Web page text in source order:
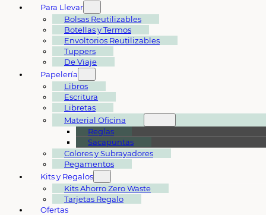
Para Llevar
Bolsas Reutilizables
Botellas y Termos
Envoltorios Reutilizables
Tuppers
De Viaje
Papelería
Libros
Escritura
Libretas
Material Oficina
Reglas
Sacapuntas
Colores y Subrayadores
Pegamentos
Kits y Regalos
Kits Ahorro Zero Waste
Tarjetas Regalo
Ofertas